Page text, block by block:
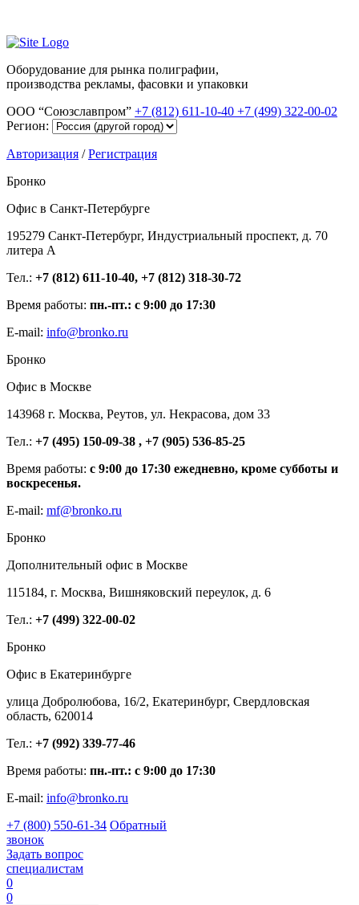
Оборудование для рынка полиграфии,
производства рекламы, фасовки и упаковки
ООО “Союзславпром” +7 (812) 611-10-40 +7 (499) 322-00-02
Регион:
Авторизация /Регистрация
Бронко
Офис в Санкт-Петербурге
195279 Санкт-Петербург, Индустриальный проспект, д. 70
литера А
Тел.: +7 (812) 611-10-40, +7 (812) 318-30-72
Время работы: пн.-пт.: с 9:00 до 17:30
E-mail: info@bronko.ru
Бронко
Офис в Москве
143968 г. Москва, Реутов, ул. Некрасова, дом 33
Тел.: +7 (495) 150-09-38 , +7 (905) 536-85-25
Время работы: с 9:00 до 17:30 ежедневно, кроме субботы и
воскресенья.
E-mail: mf@bronko.ru
Бронко
Дополнительный офис в Москве
115184, г. Москва, Вишняковский переулок, д. 6
Тел.: +7 (499) 322-00-02
Бронко
Офис в Екатеринбурге
улица Добролюбова, 16/2, Екатеринбург, Свердловская
область, 620014
Тел.: +7 (992) 339-77-46
Время работы: пн.-пт.: с 9:00 до 17:30
E-mail: info@bronko.ru
+7 (800) 550-61-34 Обратный
звонок
Задать вопрос
специалистам
0
0